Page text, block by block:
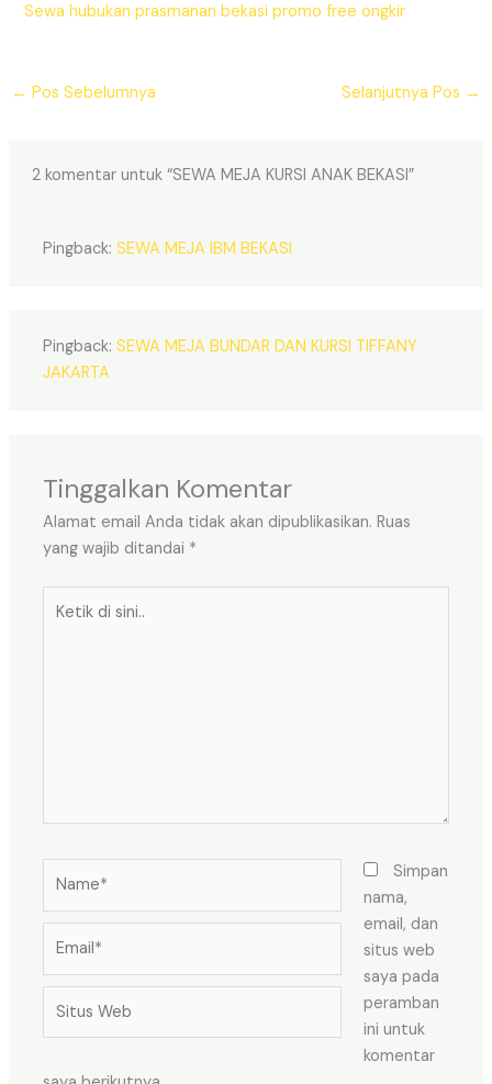
Sewa hubukan prasmanan bekasi promo free ongkir
← Pos Sebelumnya Selanjutnya Pos →
2 komentar untuk “SEWA MEJA KURSI ANAK BEKASI”
Pingback:SEWA MEJA IBM BEKASI
Pingback:SEWA MEJA BUNDAR DAN KURSI TIFFANY
JAKARTA
Tinggalkan Komentar
Alamat email Anda tidak akan dipublikasikan. Ruas
yang wajib ditandai *
Web
Simpan
nama,
email, dan
situs web
saya pada
peramban
ini untuk
komentar